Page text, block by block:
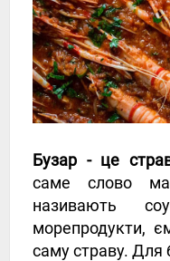
Бузар - це
саме слово
називають
морепродукти,
саму страву. Для